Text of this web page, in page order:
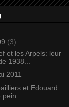
(3)
et les Arpels: leur
1938...
2011
et Edouard